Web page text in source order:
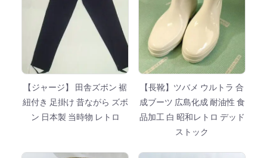
【ジャージ】 田舎ズボン 裾
紐付き 足掛け 昔ながら ズボ
ン 日本製 当時物 レトロ
【長靴】ツバメ ウルトラ 合
成ブーツ 広島化成 耐油性 食
品加工 白 昭和レトロ デッド
ストック